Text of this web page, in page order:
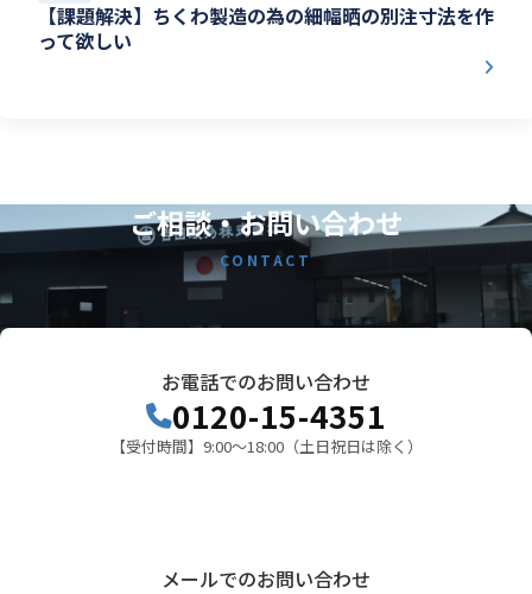
【課題解決】ちくわ製造の為の細幅晒の別注寸法を作
って欲しい
ご相談・お問い合わせ
CONTACT
お電話でのお問い合わせ
0120-15-4351
【受付時間】9:00～18:00（土日祝日は除く）
メールでのお問い合わせ